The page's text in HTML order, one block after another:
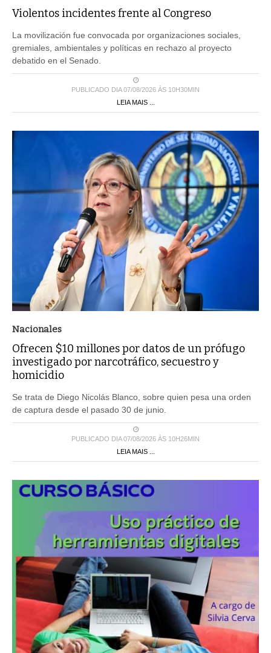
Violentos incidentes frente al Congreso
La movilización fue convocada por organizaciones sociales,
gremiales, ambientales y políticas en rechazo al proyecto
debatido en el Senado.
PUBLICADO DIA 07/08/2026 ÀS 10H30MIN
LEIA MAIS ...
Nacionales
Ofrecen $10 millones por datos de un prófugo
investigado por narcotráfico, secuestro y
homicidio
Se trata de Diego Nicolás Blanco, sobre quien pesa una orden
de captura desde el pasado 30 de junio.
PUBLICADO DIA 07/08/2026 ÀS 10H26MIN
LEIA MAIS ...